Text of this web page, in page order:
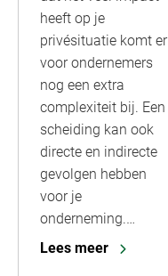
heeft op je
privésituatie komt er
voor ondernemers
nog een extra
complexiteit bij. Een
scheiding kan ook
directe en indirecte
gevolgen hebben
voor je
onderneming.…
Lees meer